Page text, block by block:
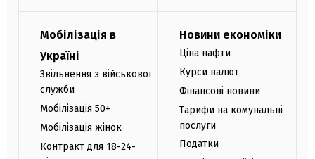
Мобілізація в
Україні
Звільнення з військової
служби
Мобілізація 50+
Мобілізація жінок
Контракт для 18-24-
Новини економіки
Ціна нафти
Курси валют
Фінансові новини
Тарифи на комунальні
послуги
Податки